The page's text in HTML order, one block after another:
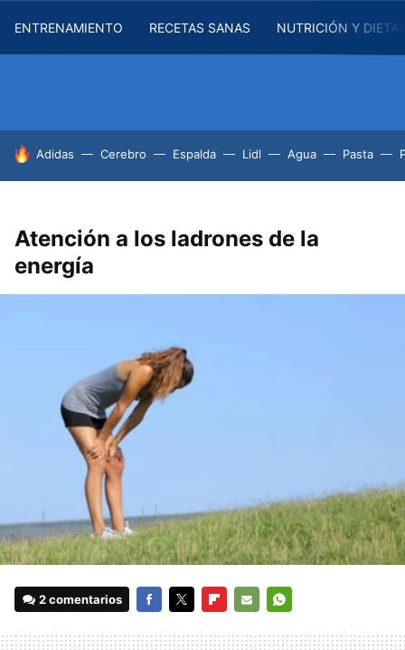
ENTRENAMIENTO RECETAS SANAS NUTRICIÓN Y
HOY SE HABLA DE
Adidas Cerebro Espalda Lidl Agua Pasta
Atención a los ladrones de la
energía
2 comentarios